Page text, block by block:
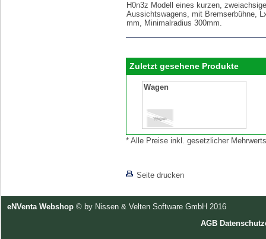
H0n3z Modell eines kurzen,
Aussichtswagens, mit Bremserbühne,
mm, Minimalradius 300mm.
Zuletzt gesehene Produkte
Wagen
* Alle Preise inkl. gesetzlicher
Seite drucken
eNVenta Webshop © by Nissen & Velten Software GmbH 2016
AGB